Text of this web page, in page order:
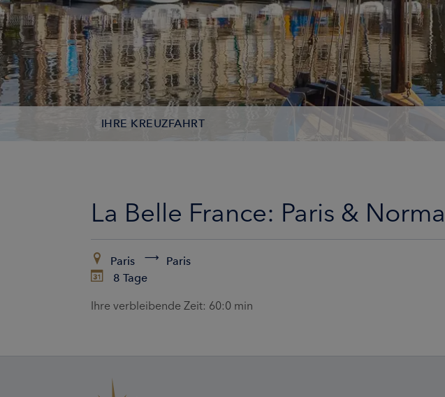
IHRE KREUZFAHRT
La Belle France: Paris &
Paris
Paris
8 Tage
Ihre verbleibende Zeit: 60:0 min